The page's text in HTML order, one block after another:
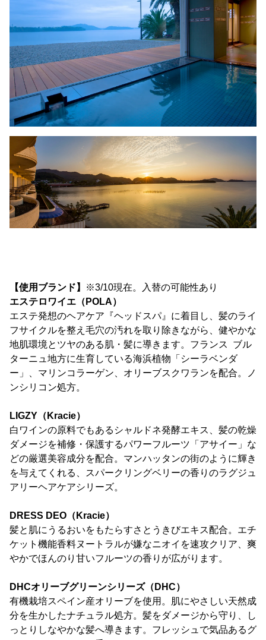
【使用ブランド】
※3/10現在。入替の可能性あり
エステロワイエ（POLA）
エステ発想のヘアケア『ヘッドスパ』に着目し、髪のライ
フサイクルを整え毛穴の汚れを取り除きながら、健やかな
地肌環境とツヤのある肌・髪に導きます。フランス ブル
ターニュ地方に生育している海浜植物「シーラベンダ
ー」、マリンコラーゲン、オリーブスクワランを配合。ノ
ンシリコン処方。
LIGZY（Kracie）
白ワインの原料でもあるシャルドネ発酵エキス、髪の乾燥
ダメージを補修・保護するパワーフルーツ「アサイー」な
どの厳選美容成分を配合。マンハッタンの街のように輝き
を与えてくれる、スパークリングベリーの香りのラグジュ
アリーヘアケアシリーズ。
DRESS DEO（Kracie）
髪と肌にうるおいをもたらすさとうきびエキス配合。エチ
ケット機能香料ヌートラルが嫌なニオイを速攻クリア、爽
やかでほんのり甘いフルーツの香りが広がります。
DHCオリーブグリーンシリーズ（DHC）
有機栽培スペイン産オリーブを使用。肌にやさしい天然成
分を生かしたナチュラル処方。髪をダメージから守り、し
っとりしなやかな髪へ導きます。フレッシュで気品あるグ